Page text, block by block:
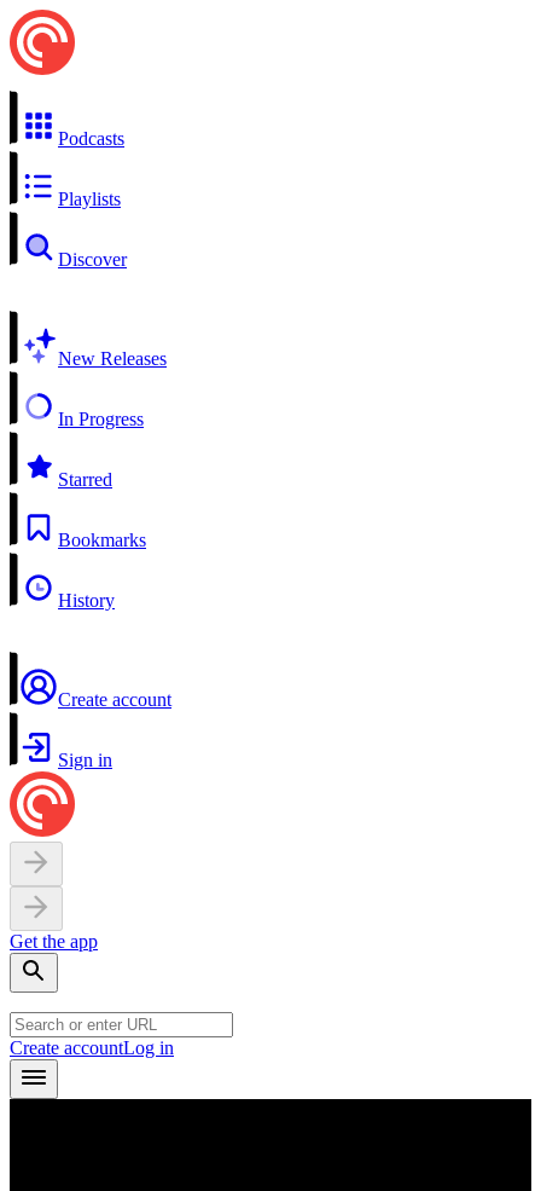
Podcasts
Playlists
Discover
New Releases
In Progress
Starred
Bookmarks
History
Create account
Sign in
Get the app
Create accountLog in